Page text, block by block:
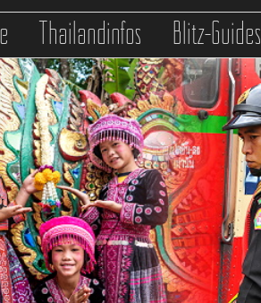
Thailandinfos Blitz-Guides